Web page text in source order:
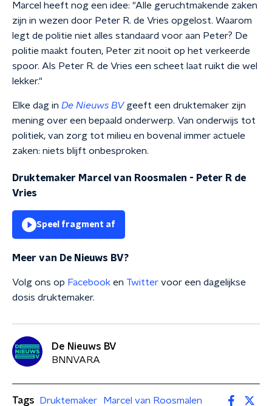
Marcel heeft nog een idee: "Alle geruchtmakende zaken
zijn in wezen door Peter R. de Vries opgelost. Waarom
legt de politie niet alles standaard voor aan Peter? De
politie maakt fouten, Peter zit nooit op het verkeerde
spoor. Als Peter R. de Vries een scheet laat ruikt die wel
lekker."
Elke dag in De Nieuws BVgeeft een druktemaker zijn
mening over een bepaald onderwerp. Van onderwijs tot
politiek, van zorg tot milieu en bovenal immer actuele
zaken: niets blijft onbesproken.
Druktemaker Marcel van Roosmalen - Peter R de
Vries
Speel fragment af
Meer van De Nieuws BV?
Volg ons op Facebook en Twitter voor een dagelijkse
dosis druktemaker.
De Nieuws BV
BNNVARA
Tags Druktemaker
Marcel van Roosmalen